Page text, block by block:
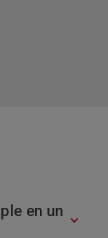
en un